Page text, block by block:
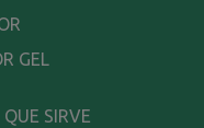
GEL
SIRVE